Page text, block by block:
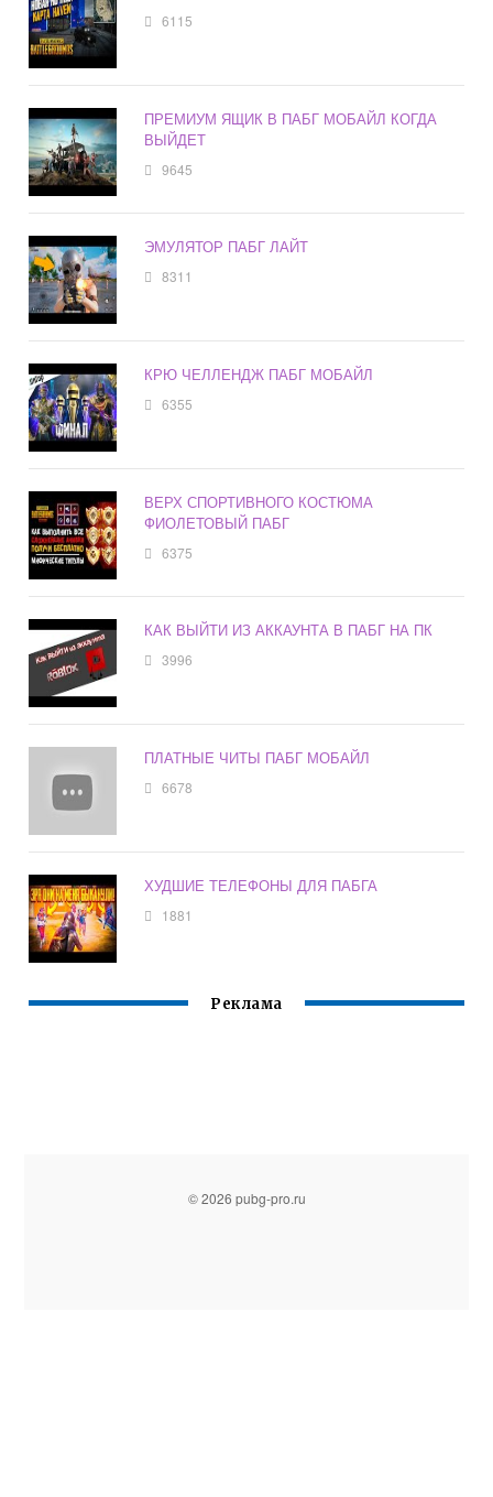
6115
ПРЕМИУМ ЯЩИК В ПАБГ МОБАЙЛ КОГДА
ВЫЙДЕТ
9645
ЭМУЛЯТОР ПАБГ ЛАЙТ
8311
КРЮ ЧЕЛЛЕНДЖ ПАБГ МОБАЙЛ
6355
ВЕРХ СПОРТИВНОГО КОСТЮМА
ФИОЛЕТОВЫЙ ПАБГ
6375
КАК ВЫЙТИ ИЗ АККАУНТА В ПАБГ НА ПК
3996
ПЛАТНЫЕ ЧИТЫ ПАБГ МОБАЙЛ
6678
ХУДШИЕ ТЕЛЕФОНЫ ДЛЯ ПАБГА
1881
Реклама
© 2026 pubg-pro.ru